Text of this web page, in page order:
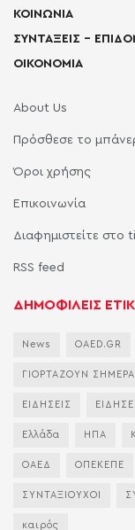
ΚΟΙΝΩΝΙΑ
ΣΥΝΤΑΞΕΙΣ –
ΟΙΚΟΝΟΜΙΑ
About Us
Πρόσθεσε το
Όροι χρήσης
Επικοινωνία
Διαφημιστείτε στο
RSS feed
ΔΗΜΟΦΙΛΕΙΣ
News OAED.GR
ΓΙΟΡΤΑΖΟΥΝ ΣΗΜΕΡΑ
ΕΙΔΗΣΕΙΣ
Ελλάδα ΗΠΑ
ΟΑΕΔ ΟΠΕΚΕΠΕ
ΣΥΝΤΑΞΙΟΥΧΟΙ
καιρός